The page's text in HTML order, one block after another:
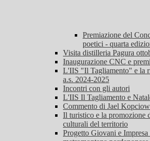
Premiazione del
poetici - quarta
Visita distilleria Pagura
Inaugurazione CNC e
L'IIS "Il Tagliamento" e la
a.s. 2024-2025
Incontri con gli autori
L'IIS Il Tagliamento e
Commento di Jael
Il turistico e la promozione
culturali del territorio
Progetto Giovani e Impresa